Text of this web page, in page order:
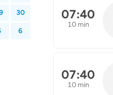
30
6
07:40
10 min
07:40
10 min